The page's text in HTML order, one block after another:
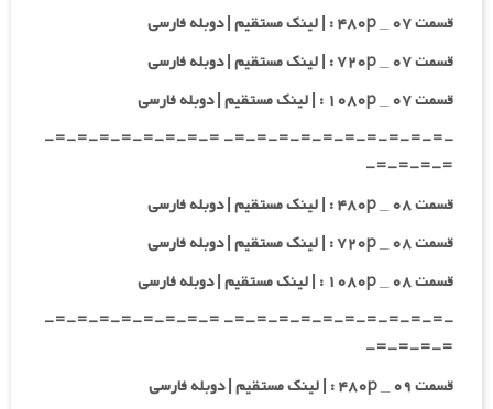
قسمت ۰۷ _ ۴۸۰p : | لینک مستقیم | دوبله فارسی
قسمت ۰۷ _ ۷۲۰p : | لینک مستقیم | دوبله فارسی
قسمت ۰۷ _ ۱۰۸۰p : | لینک مستقیم | دوبله فارسی
-=-=-=-=-=-=-=-=-=-=- =-=-=-=-=-=-=-=-
=-=-=-=-
قسمت ۰۸ _ ۴۸۰p : | لینک مستقیم | دوبله فارسی
قسمت ۰۸ _ ۷۲۰p : | لینک مستقیم | دوبله فارسی
قسمت ۰۸ _ ۱۰۸۰p : | لینک مستقیم | دوبله فارسی
-=-=-=-=-=-=-=-=-=-=- =-=-=-=-=-=-=-=-
=-=-=-=-
قسمت ۰۹ _ ۴۸۰p : | لینک مستقیم | دوبله فارسی